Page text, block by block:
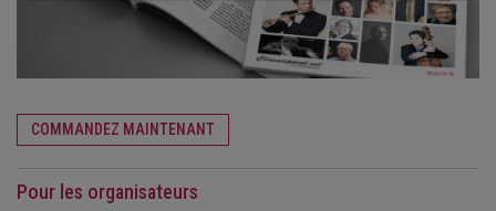
COMMANDEZ MAINTENANT
Pour les organisateurs